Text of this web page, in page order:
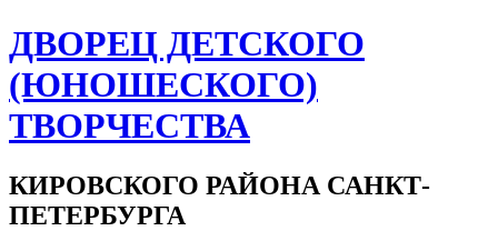
ДВОРЕЦ ДЕТСКОГО
(ЮНОШЕСКОГО)
ТВОРЧЕСТВА
КИРОВСКОГО РАЙОНА САНКТ-
ПЕТЕРБУРГА